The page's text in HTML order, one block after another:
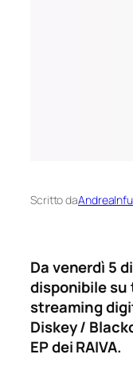
Scritto da
Da venerdì 5
disponibile
streaming
Diskey /
EP dei RAIVA.